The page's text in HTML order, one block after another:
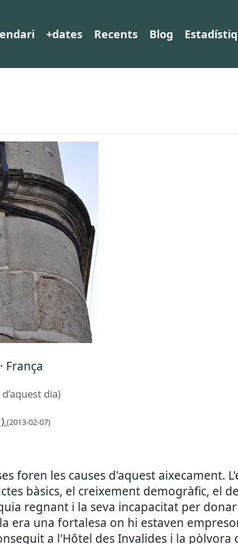
+dates Recents Blog
França
dia)
(2013-02-07)
foren les causes d'aquest aixecament.
bàsics, el creixement demogràfic, el
regnant i la seva incapacitat per
era una fortalesa on hi estaven
a l'Hôtel des Invalides i la pòlvora